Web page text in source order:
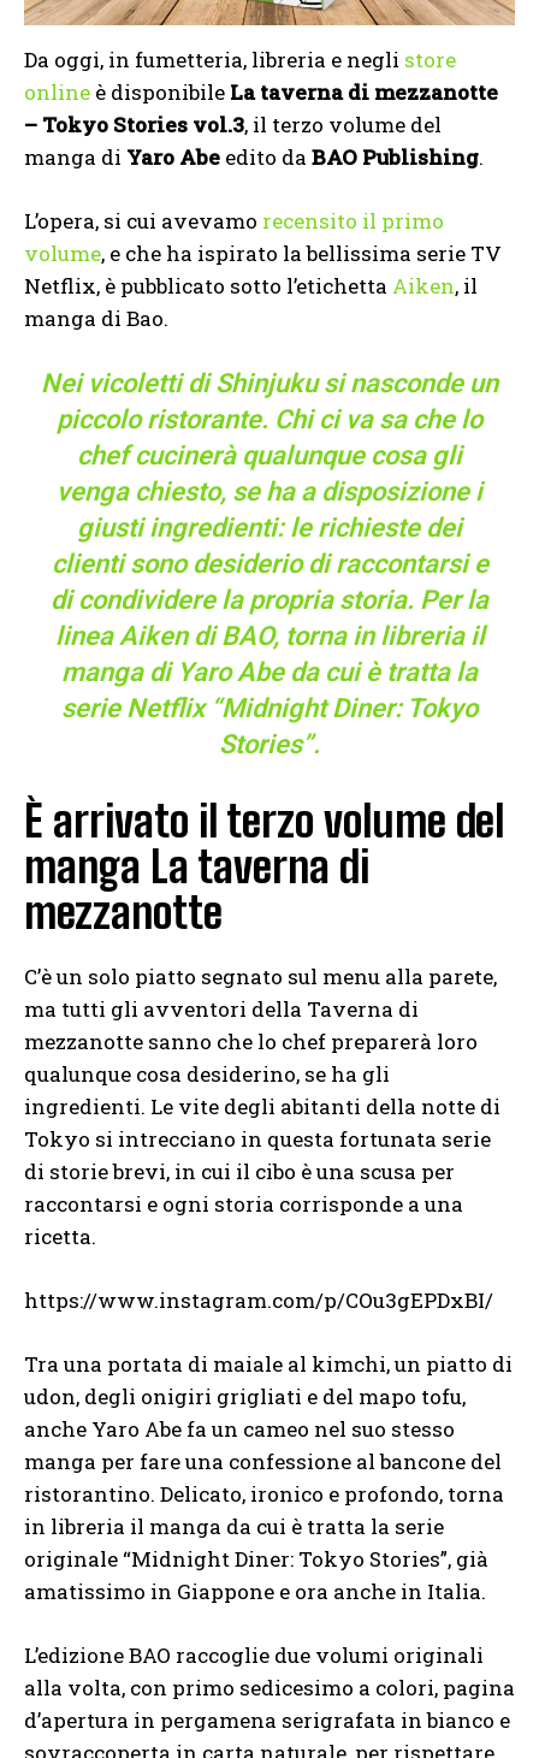
Da oggi, in fumetteria, libreria e negli store
online è disponibile La taverna di mezzanotte
– Tokyo Stories vol.3, il terzo volume del
manga di Yaro Abe edito da BAO Publishing.
L’opera, si cui avevamo recensito il primo
volume, e che ha ispirato la bellissima serie TV
Netflix, è pubblicato sotto l’etichetta Aiken, il
manga di Bao.
Nei vicoletti di Shinjuku si nasconde un
piccolo ristorante. Chi ci va sa che lo
chef cucinerà qualunque cosa gli
venga chiesto, se ha a disposizione i
giusti ingredienti: le richieste dei
clienti sono desiderio di raccontarsi e
di condividere la propria storia. Per la
linea Aiken di BAO, torna in libreria il
manga di Yaro Abe da cui è tratta la
serie Netflix “Midnight Diner: Tokyo
Stories”.
È arrivato il terzo volume del
manga La taverna di
mezzanotte
C’è un solo piatto segnato sul menu alla parete,
ma tutti gli avventori della Taverna di
mezzanotte sanno che lo chef preparerà loro
qualunque cosa desiderino, se ha gli
ingredienti. Le vite degli abitanti della notte di
Tokyo si intrecciano in questa fortunata serie
di storie brevi, in cui il cibo è una scusa per
raccontarsi e ogni storia corrisponde a una
ricetta.
https://www.instagram.com/p/COu3gEPDxBI/
Tra una portata di maiale al kimchi, un piatto di
udon, degli onigiri grigliati e del mapo tofu,
anche Yaro Abe fa un cameo nel suo stesso
manga per fare una confessione al bancone del
ristorantino. Delicato, ironico e profondo, torna
in libreria il manga da cui è tratta la serie
originale “Midnight Diner: Tokyo Stories”, già
amatissimo in Giappone e ora anche in Italia.
L’edizione BAO raccoglie due volumi originali
alla volta, con primo sedicesimo a colori, pagina
d’apertura in pergamena serigrafata in bianco e